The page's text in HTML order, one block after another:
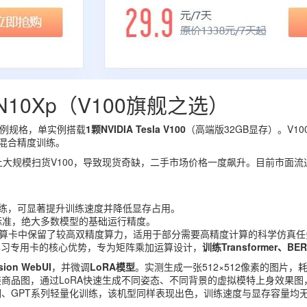
（V100旗舰之选）
规格，单实例搭载1颗NVIDIA Tesla V100 （高端版32GB显存）。
合精度训练。
规模扫货V100，导致现货奇缺，二手市场价格一度飙升。目前市面
可显著提升训练速度并降低显存占用。
绝大多数模型的基础运行精度。
中保留了较高双精度算力，适用于部分需要高精度计算的科学仿真
用卡的核心优势，专为矩阵乘加运算设计， 训练Transformer、
WebUI，并微调LoRA模型。实测生成一张512×512像素的图片，
品图，通过LoRA快速生成不同姿态、不同背景的虚拟模特上身效果图
GPT系列轻量化训练，该机型同样表现出色，训练速度与显存容量均